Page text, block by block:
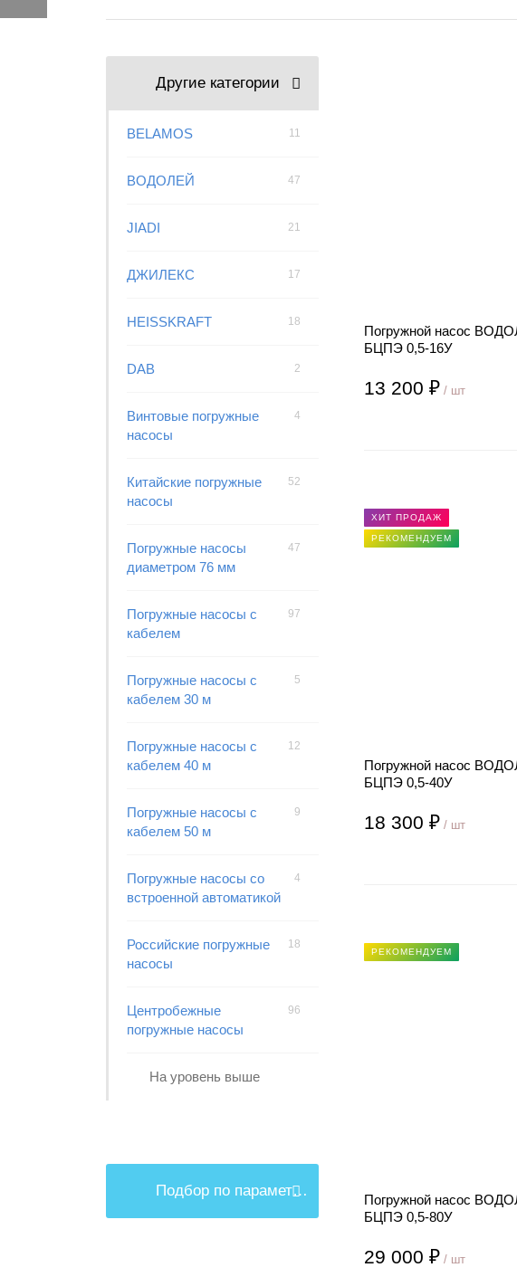
Другие категории
BELAMOS 11
ВОДОЛЕЙ 47
JIADI 21
ДЖИЛЕКС 17
HEISSKRAFT 18
DAB 2
Винтовые погружные
насосы
4
Китайские погружные
насосы
52
Погружные насосы
диаметром 76 мм
47
Погружные насосы с
кабелем
97
Погружные насосы с
кабелем 30 м
5
Погружные насосы с
кабелем 40 м
12
Погружные насосы с
кабелем 50 м
9
Погружные насосы со
встроенной автоматикой
4
Российские погружные
насосы
18
Центробежные
погружные насосы
96
На уровень выше
Подбор по параметрам
Погружной насос
БЦПЭ 0,5-16У
13 200 ₽ / шт
ХИТ ПРОДАЖ
РЕКОМЕНДУЕМ
Погружной насос
БЦПЭ 0,5-40У
18 300 ₽ / шт
РЕКОМЕНДУЕМ
Погружной насос
БЦПЭ 0,5-80У
29 000 ₽ / шт